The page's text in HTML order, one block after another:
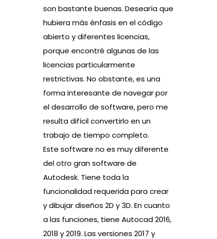
son bastante buenas. Desearía que
hubiera más énfasis en el código
abierto y diferentes licencias,
porque encontré algunas de las
licencias particularmente
restrictivas. No obstante, es una
forma interesante de navegar por
el desarrollo de software, pero me
resulta difícil convertirlo en un
trabajo de tiempo completo.
Este software no es muy diferente
del otro gran software de
Autodesk. Tiene toda la
funcionalidad requerida para crear
y dibujar diseños 2D y 3D. En cuanto
a las funciones, tiene Autocad 2016,
2018 y 2019. Las versiones 2017 y